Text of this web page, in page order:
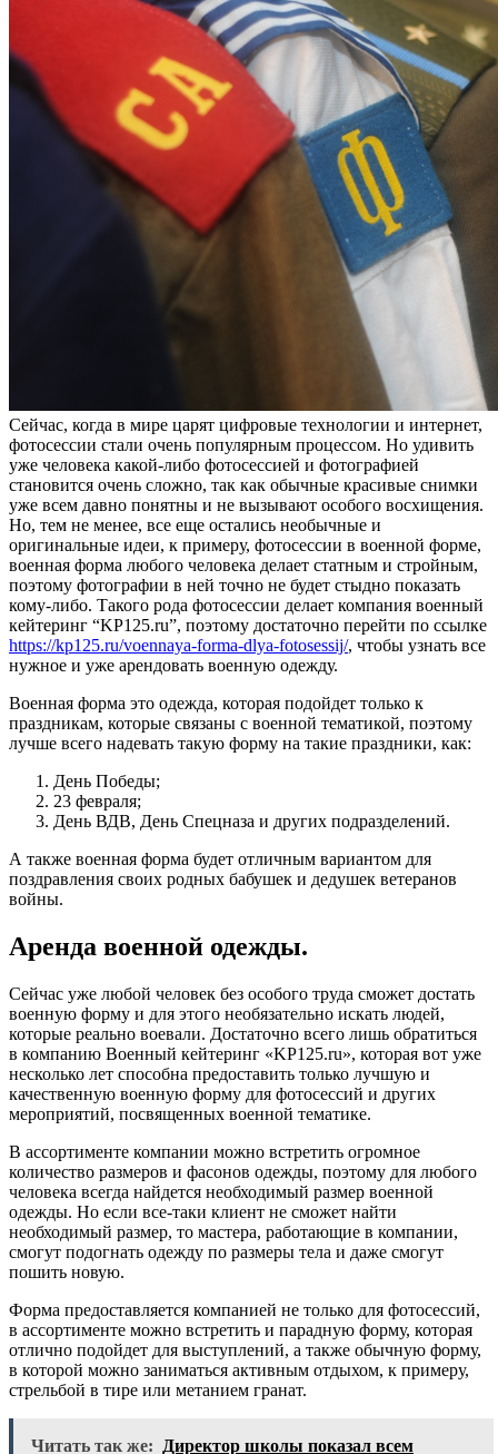
Сейчас, когда в мире царят цифровые технологии и интернет,
фотосессии стали очень популярным процессом. Но удивить
уже человека какой-либо фотосессией и фотографией
становится очень сложно, так как обычные красивые снимки
уже всем давно понятны и не вызывают особого восхищения.
Но, тем не менее, все еще остались необычные и
оригинальные идеи, к примеру, фотосессии в военной форме,
военная форма любого человека делает статным и стройным,
поэтому фотографии в ней точно не будет стыдно показать
кому-либо. Такого рода фотосессии делает компания военный
кейтеринг “KP125.ru”, поэтому достаточно перейти по ссылке
https://kp125.ru/voennaya-forma-dlya-fotosessij/, чтобы узнать все
нужное и уже арендовать военную одежду.
Военная форма это одежда, которая подойдет только к
праздникам, которые связаны с военной тематикой, поэтому
лучше всего надевать такую форму на такие праздники, как:
День Победы;
23 февраля;
День ВДВ, День Спецназа и других подразделений.
А также военная форма будет отличным вариантом для
поздравления своих родных бабушек и дедушек ветеранов
войны.
Аренда военной одежды.
Сейчас уже любой человек без особого труда сможет достать
военную форму и для этого необязательно искать людей,
которые реально воевали. Достаточно всего лишь обратиться
в компанию Военный кейтеринг «KP125.ru», которая вот уже
несколько лет способна предоставить только лучшую и
качественную военную форму для фотосессий и других
мероприятий, посвященных военной тематике.
В ассортименте компании можно встретить огромное
количество размеров и фасонов одежды, поэтому для любого
человека всегда найдется необходимый размер военной
одежды. Но если все-таки клиент не сможет найти
необходимый размер, то мастера, работающие в компании,
смогут подогнать одежду по размеры тела и даже смогут
пошить новую.
Форма предоставляется компанией не только для фотосессий,
в ассортименте можно встретить и парадную форму, которая
отлично подойдет для выступлений, а также обычную форму,
в которой можно заниматься активным отдыхом, к примеру,
стрельбой в тире или метанием гранат.
Читать так же: Директор школы показал всем